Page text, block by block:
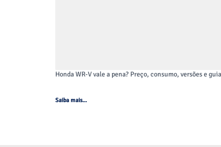
identifica quando o veículo perde a aderência
Honda WR-V vale a pena? Preço, consumo, versões e
Saiba mais...